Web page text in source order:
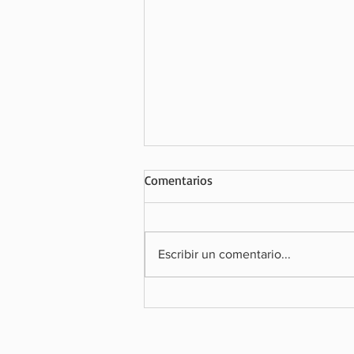
Comentarios
Escribir un comentario...